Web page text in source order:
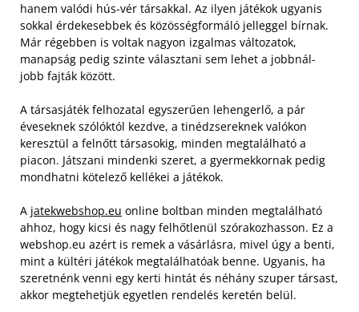
hanem valódi hús-vér társakkal. Az ilyen játékok ugyanis
sokkal érdekesebbek és közösségformáló jelleggel bírnak.
Már régebben is voltak nagyon izgalmas változatok,
manapság pedig szinte választani sem lehet a jobbnál-
jobb fajták között.
A társasjáték felhozatal egyszerűen lehengerlő, a pár
éveseknek szólóktól kezdve, a tinédzsereknek valókon
keresztül a felnőtt társasokig, minden megtalálható a
piacon. Játszani mindenki szeret, a gyermekkornak pedig
mondhatni kötelező kellékei a játékok.
A jatekwebshop.eu online boltban minden megtalálható
ahhoz, hogy kicsi és nagy felhőtlenül szórakozhasson. Ez a
webshop.eu azért is remek a vásárlásra, mivel úgy a benti,
mint a kültéri játékok megtalálhatóak benne. Ugyanis, ha
szeretnénk venni egy kerti hintát és néhány szuper társast,
akkor megtehetjük egyetlen rendelés keretén belül.